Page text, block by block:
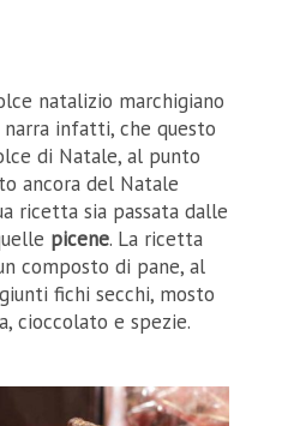
natalizio marchigiano
infatti, che questo
di Natale, al punto
ancora del Natale
ricetta sia passata dalle
picene. La ricetta
composto di pane, al
fichi secchi, mosto
cioccolato e spezie.